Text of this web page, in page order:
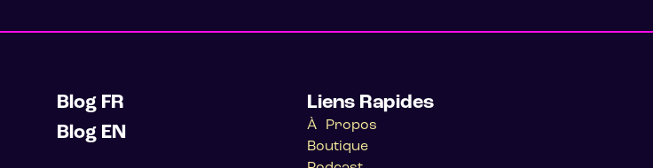
Blog FR
Blog EN
Liens Rapides
À Propos
Boutique